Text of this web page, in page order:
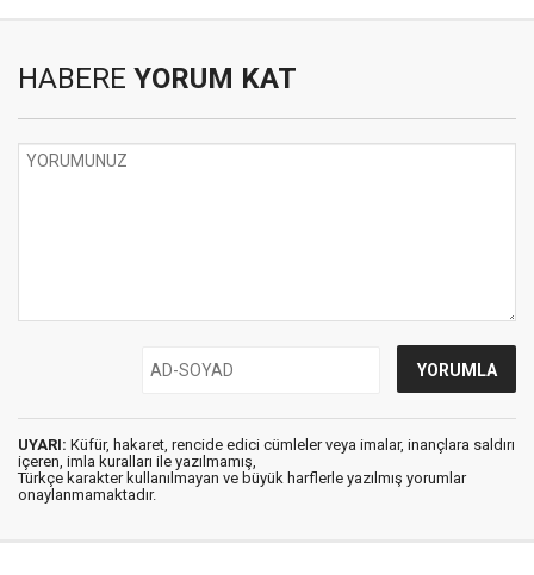
HABERE YORUM KAT
UYARI: Küfür, hakaret, rencide edici cümleler veya imalar, inançlara saldırı
içeren, imla kuralları ile yazılmamış,
Türkçe karakter kullanılmayan ve büyük harflerle yazılmış yorumlar
onaylanmamaktadır.